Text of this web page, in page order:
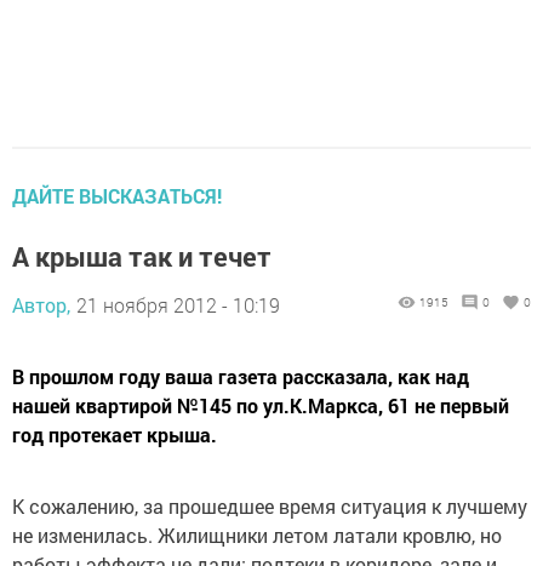
ДАЙТЕ ВЫСКАЗАТЬСЯ!
А крыша так и течет
Автор, 21 ноября 2012 - 10:19 1915 0 0
В прошлом году ваша газета рассказала, как над
нашей квартирой №145 по ул.К.Маркса, 61 не первый
год протекает крыша.
К сожалению, за прошедшее время ситуация к лучшему
не изменилась. Жилищники летом латали кровлю, но